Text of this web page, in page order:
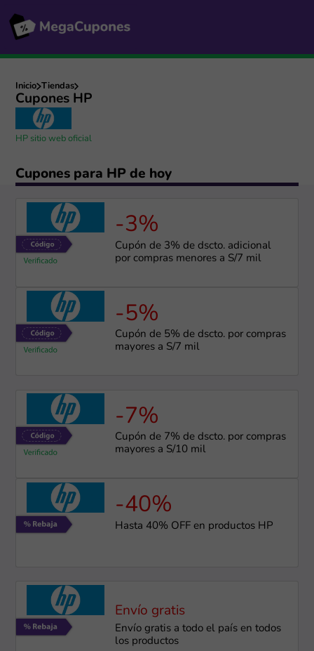
Inicio Tiendas
Cupones HP
HP sitio web oficial
Cupones para HP de hoy
-3%
Cupón de 3% de dscto. adicional
por compras menores a S/7 mil
-5%
Cupón de 5% de dscto. por compras
mayores a S/7 mil
-7%
Cupón de 7% de dscto. por compras
mayores a S/10 mil
-40%
Hasta 40% OFF en productos HP
Envío gratis
Envío gratis a todo el país en todos
los productos